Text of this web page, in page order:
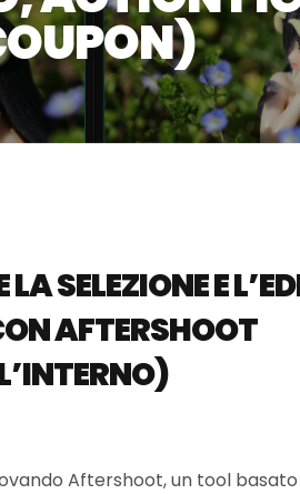
SELEZIONE E
AFTERSHOOT
Aftershoot, un tool basato